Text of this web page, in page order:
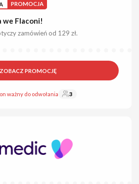
PROMOCJA
we Flaconi!
zamówień od 129 zł.
ZOBACZ PROMOCJĘ
ważny do odwołania 3